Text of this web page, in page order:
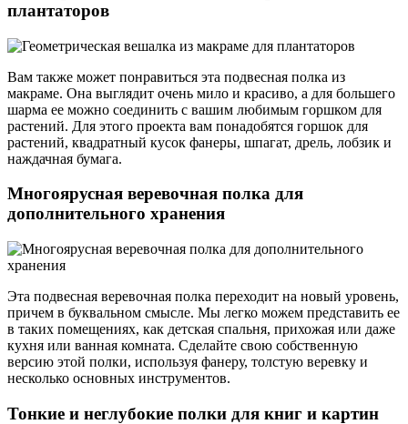
плантаторов
Вам также может понравиться эта подвесная полка из
макраме. Она выглядит очень мило и красиво, а для большего
шарма ее можно соединить с вашим любимым горшком для
растений. Для этого проекта вам понадобятся горшок для
растений, квадратный кусок фанеры, шпагат, дрель, лобзик и
наждачная бумага.
Многоярусная веревочная полка для
дополнительного хранения
Эта подвесная веревочная полка переходит на новый уровень,
причем в буквальном смысле. Мы легко можем представить ее
в таких помещениях, как детская спальня, прихожая или даже
кухня или ванная комната. Сделайте свою собственную
версию этой полки, используя фанеру, толстую веревку и
несколько основных инструментов.
Тонкие и неглубокие полки для книг и картин